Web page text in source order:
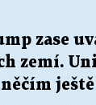
zase
zemí.